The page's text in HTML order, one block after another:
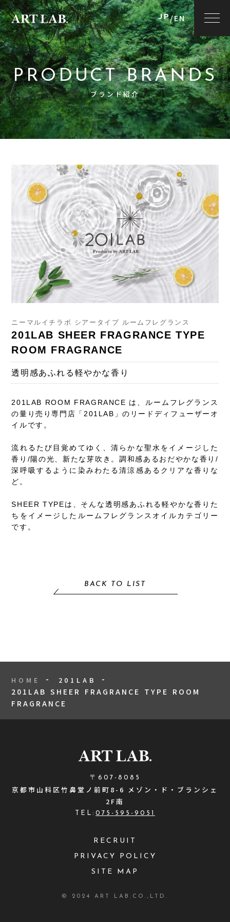
JP/EN
PRODUCT BRANDS
ブランド紹介
ニーマルイチラボ シアータイプ ルームフレグランス
201LAB SHEER FRAGRANCE TYPE
ROOM FRAGRANCE
透明感あふれる軽やかな香り
201LAB ROOM FRAGRANCE は、ルームフレグランス
の量り売り専門店「201LAB」のリードディフューザーオ
イルです。
流れるたび目覚めてゆく、清らかな聖水をイメージした
香り/陽の光、新たな芽吹き。調和感あるおだやかな香り/
深呼吸するように染みわたる清涼感あるクリアな香りな
ど。
SHEER TYPEは、そんな透明感あふれる軽やかな香りた
ちをイメージしたルームフレグランスオイルカテゴリー
です。
BACK TO LIST
HOME 201LAB
201LAB SHEER FRAGRANCE TYPE ROOM
FRAGRANCE
〒607-8085
京都市山科区竹鼻堂ノ前町8-6 メゾン・ド・ブランシェ
2F南
TEL: 075-595-9051
RECRUIT
PRIVACY POLICY
SITE MAP
© 2024 ART LAB.CO.,LTD.